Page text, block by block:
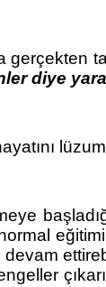
diye